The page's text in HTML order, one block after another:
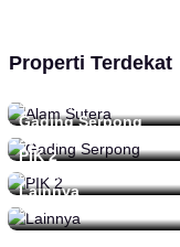
Properti Terdekat
48 Daftar
Gading Serpong
212 Daftar
PIK 2
0 Daftar
Lainnya
92 Daftar